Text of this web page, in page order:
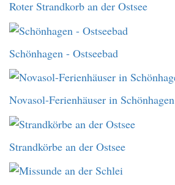
Roter Strandkorb an der Ostsee
Schönhagen - Ostseebad
Novasol-Ferienhäuser in Schönhagen
Strandkörbe an der Ostsee